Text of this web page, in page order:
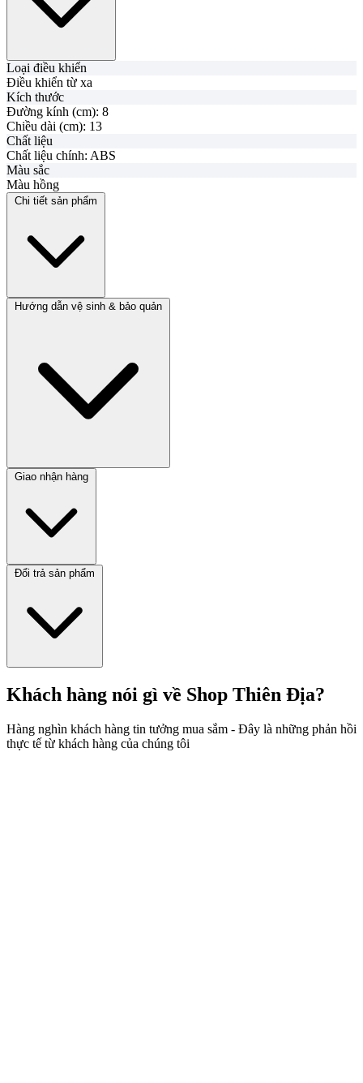
Loại điều khiển
Điều khiển từ xa
Kích thước
Đường kính (cm): 8
Chiều dài (cm): 13
Chất liệu
Chất liệu chính: ABS
Màu sắc
Màu hồng
Chi tiết sản phẩm
Hướng dẫn vệ sinh & bảo quản
Giao nhận hàng
Đổi trả sản phẩm
Khách hàng nói gì về Shop Thiên Địa?
Hàng nghìn khách hàng tin tưởng mua sắm - Đây là những phản hồi
thực tế từ khách hàng của chúng tôi